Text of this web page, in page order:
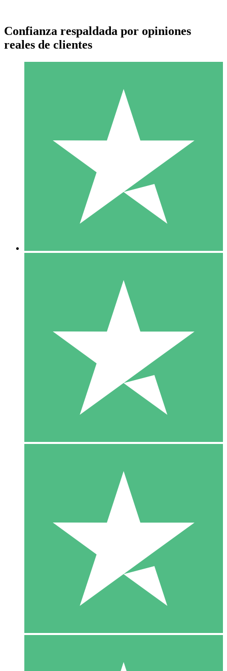
Paquetes de Créditos Individuales
Paga según el uso con créditos de descarga. Sin compromiso
10 00
10 Descargas
20 00
Confianza respaldada por opiniones
reales de clientes